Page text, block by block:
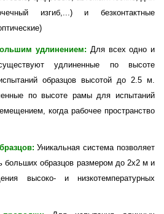
изгиб,...) и безконтактные
удлинением: Для всех одно и
удлиненные по высоте
образцов высотой до 2.5 м.
по высоте рамы для испытаний
когда рабочее пространство
Уникальная система позволяет
больших образцов размером до 2х2 м и
высоко- и низкотемпературных